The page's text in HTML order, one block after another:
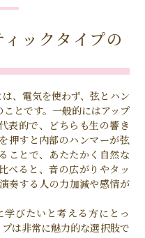
ックタイプの
、電気を使わず、弦とハン
とです。一般的にはアップ
表的で、どちらも生の響き
押すと内部のハンマーが弦
ことで、あたたかく自然な
べると、音の広がりやタッ
奏する人の力加減や感情が
びたいと考える方にとっ
は非常に魅力的な選択肢で